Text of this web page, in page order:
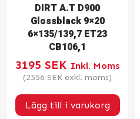
DIRT A.T D900
Glossblack 9×20
6×135/139,7 ET23
CB106,1
3195 SEK Inkl. Moms
(2556 SEK exkl. moms)
Lägg till i varukorg